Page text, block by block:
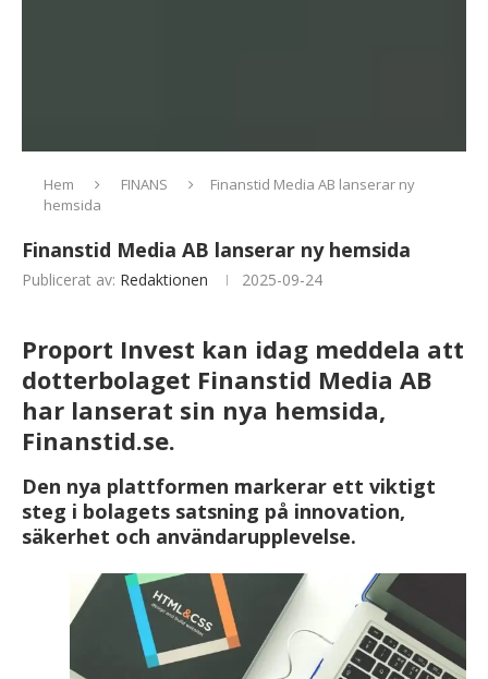
Hem FINANS
Finanstid Media AB lanserar ny
hemsida
Finanstid Media AB lanserar ny hemsida
Publicerat av: Redaktionen 2025-09-24
Proport Invest kan idag meddela att
dotterbolaget Finanstid Media AB
har lanserat sin nya hemsida,
Finanstid.se.
Den nya plattformen markerar ett viktigt
steg i bolagets satsning på innovation,
säkerhet och användarupplevelse.